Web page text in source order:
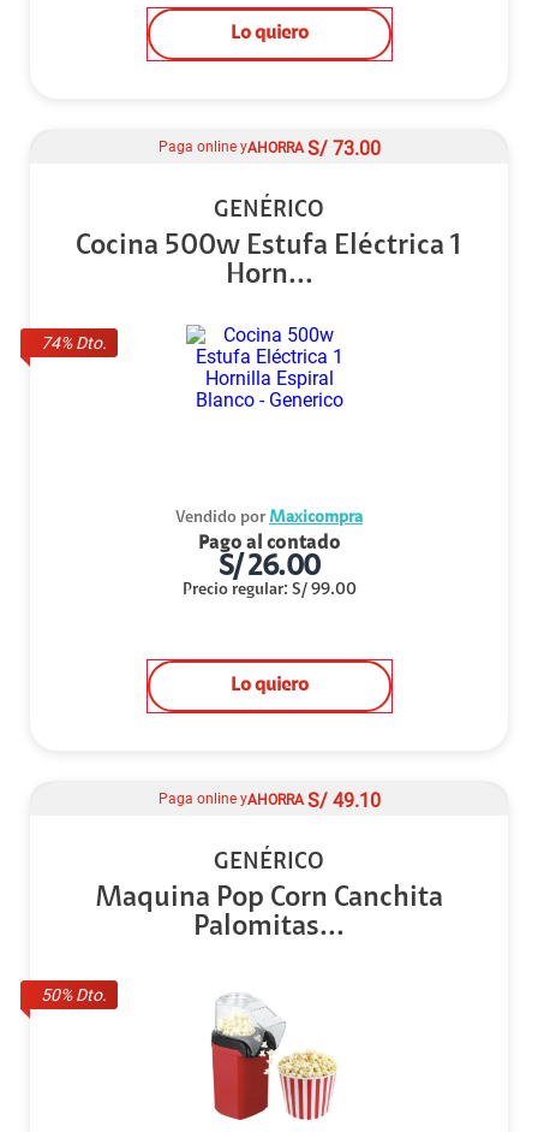
Lo quiero
74% Dto.
Paga online yAHORRA S/ 73.00
GENÉRICO
Cocina 500w Estufa Eléctrica 1
Horn...
Vendido por Maxicompra
Pago al contado
S/26.00
Precio regular: S/ 99.00
Lo quiero
50% Dto.
Paga online yAHORRA S/ 49.10
GENÉRICO
Maquina Pop Corn Canchita
Palomitas...